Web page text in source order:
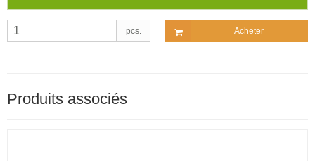
pcs. Acheter
Produits associés